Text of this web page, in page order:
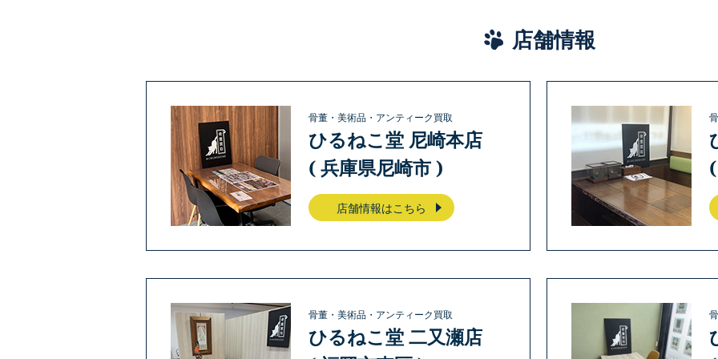
店舗情報
骨董・美術品・アンティーク買取
ひるねこ堂 尼崎本店
( 兵庫県尼崎市 )
店舗情報はこちら
骨董・美術品・アンティーク買取
ひるねこ堂 二又瀬店